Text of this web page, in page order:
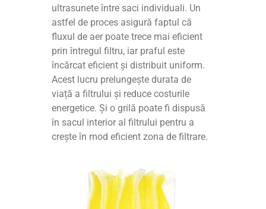
ultrasunete între saci individuali. Un
astfel de proces asigură faptul că
fluxul de aer poate trece mai eficient
prin întregul filtru, iar praful este
încărcat eficient și distribuit uniform.
Acest lucru prelungește durata de
viață a filtrului și reduce costurile
energetice. Și o grilă poate fi dispusă
în sacul interior al filtrului pentru a
crește în mod eficient zona de filtrare.